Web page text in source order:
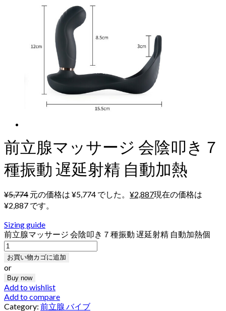
前立腺マッサージ 会陰叩き７
種振動 遅延射精 自動加熱
¥5,774 元の価格は ¥5,774 でした。 ¥2,887現在の価格は
¥2,887 です。
Sizing guide
前立腺マッサージ 会陰叩き７種振動 遅延射精 自動加熱個
お買い物カゴに追加
or
Buy now
Add to wishlist
Add to compare
Category: 前立腺 バイブ